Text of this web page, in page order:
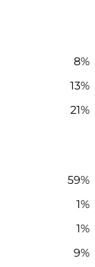
8%
13%
21%
59%
1%
1%
9%